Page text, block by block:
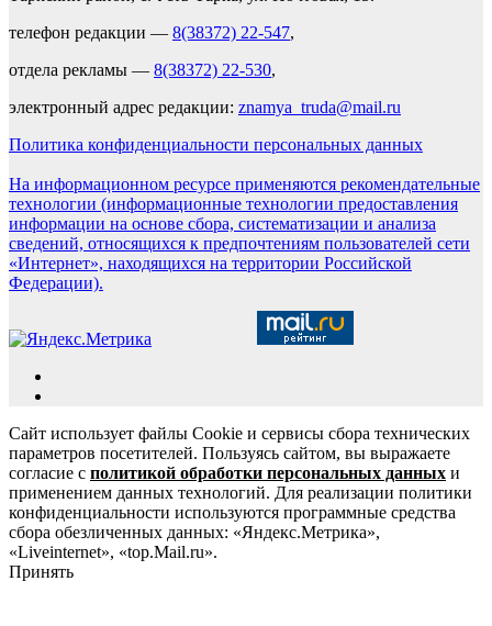
телефон редакции — 8(38372) 22-547,
отдела рекламы — 8(38372) 22-530,
электронный адрес редакции: znamya_truda@mail.ru
Политика конфиденциальности персональных данных
На информационном ресурсе применяются рекомендательные
технологии (информационные технологии предоставления
информации на основе сбора, систематизации и анализа
сведений, относящихся к предпочтениям пользователей сети
«Интернет», находящихся на территории Российской
Федерации).
Сайт использует файлы Cookie и сервисы сбора технических
параметров посетителей. Пользуясь сайтом, вы выражаете
согласие с политикой обработки персональных данных и
применением данных технологий. Для реализации политики
конфиденциальности используются программные средства
сбора обезличенных данных: «Яндекс.Метрика»,
«Liveinternet», «top.Mail.ru».
Принять